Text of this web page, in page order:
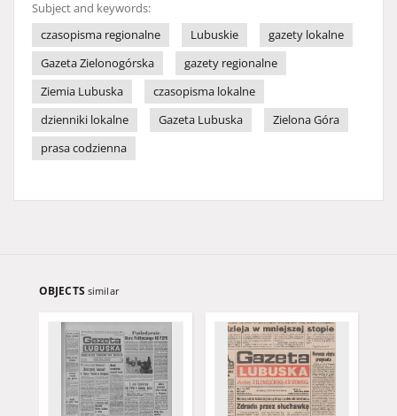
Subject and keywords:
czasopisma regionalne
Lubuskie
gazety lokalne
Gazeta Zielonogórska
gazety regionalne
Ziemia Lubuska
czasopisma lokalne
dzienniki lokalne
Gazeta Lubuska
Zielona Góra
prasa codzienna
OBJECTS similar